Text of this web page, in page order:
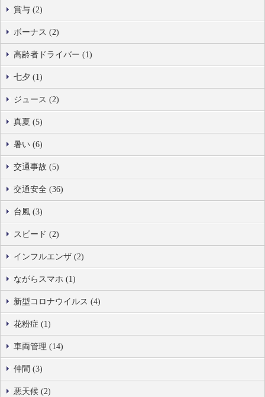
賞与 (2)
ボーナス (2)
高齢者ドライバー (1)
七夕 (1)
ジュース (2)
真夏 (5)
暑い (6)
交通事故 (5)
交通安全 (36)
台風 (3)
スピード (2)
インフルエンザ (2)
ながらスマホ (1)
新型コロナウイルス (4)
花粉症 (1)
車両管理 (14)
仲間 (3)
悪天候 (2)